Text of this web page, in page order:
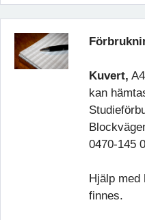
Kuvert,
kan
0470-145
Hjälp med
finnes.